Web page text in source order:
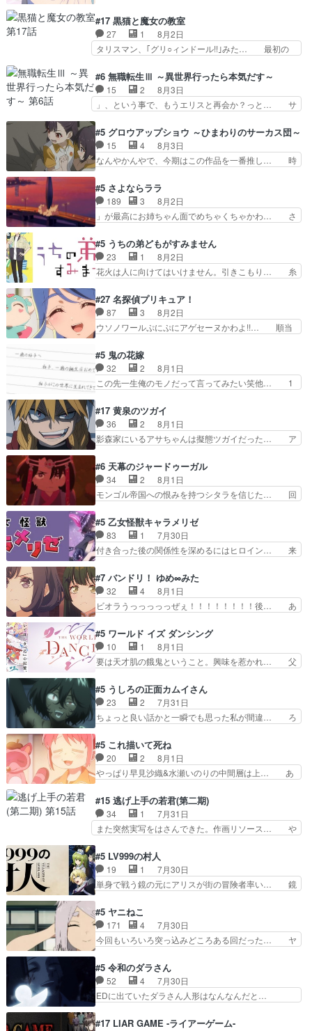
ゃわない？佐々木さんの優しさ… 先行で見た時よ
り2人のやり取りに癒しを感… ABEMA版の7〜8
話佐々木が実年齢以上…
か、こんな風に見えてるのかぁ。かける… 完全な
両片思いになりましたねぇ…OPとE… 余計な物
は描かず白く靄がかった小春ちゃん… 光も感じな
い完全な盲目なんやね…おめかし… 母役に能登さ
も描かれていて良かった本当… 股に海豚を挟み水
上バスでの会話を反芻…恋… OPEDとも無人バー
ジョンから主人公２人…
#17 黒猫と魔女の教室
27 1
8月2日
タリスマン、｢グリ○ィンドール!!｣みた… 最初の
ホントスピカが大好きだよね。ツン… 一等級ポテ
ンシャルのアリアちゃん可愛くて… そういや、ア
リアは能力は最上級のくせに、… とうとうアリア
と直接競う場がきたこれまで… 毎度ながらのスピ
マン趣味ダダ漏れで好き… 期末試験が始まろうと
しておりスピカは対策… 能力鑑定胸像タリスマン
氏容姿も評価してし…
#6 無職転生Ⅲ ～異世界行ったら本気だす～
15 2
8月3日
」、という事で、もうエリスと再会か？っと… サ
関係の清算が粛々と進められているサラ… サラと
の関係に対して完全に「昔の女」とし… ルーシー
にデレるルディが完全に親バカで微… サラとは会
ってほしいちゃんとした別れ方し… サラは未練0
キャラモヤモヤする別れ方だ… 役で出演させてい
ただきました！よろしくお… 毎クールメインヒロ
インを好きになっちゃう…
#5 グロウアップショウ ～ひまわりのサーカス団～
15 4
8月3日
なんやかんやで、今期はこの作品を一番推し… 時
愛すぎるな楠木ともりちゃんのね… デフォルメさ
れた表情が特に多かったのが印… 葵＆茜の回も良
きでした。あの証拠写真、ひ… 互いが互いのこと
を想っているのにすれ違っ… 第５話をｄアニメス
んと練習したい〟と言… 本当この作品は「キャ
ラ」を活かすのがうま… みずかちゃんの介入で双
子の仲にヒビが………
#5 さよならララ
189 3
8月2日
」が最高にお姉ちゃん面でめちゃくちゃかわ… さ
を振り切ってみんなに謝ったララの思い… 仕事に
馴染めない辺り観ていて苦しいところ… ララちゃ
んの事情はもう少し皆に話して良い… ララと茉里
とで初のアルバイト。七転八倒し… 労働するプリ
てケーキ食べて、帰りにカメ… ララが働く事での
てんやわんや。働いて大変… 地道に働き人と関わ
る日々の中に愛を見いだ…
#5 うちの弟どもがすみません
23 1
8月2日
花火は人に向けてはいけません。引きこもり… 糸
お名前を見たんだけどあの中村大樹さん… 糸ちゃ
んカッケー、色んな意味でwゲームが… 姉から性
的興奮覚えてないよね？なんて言わ… テーマ：引
きこもりの理由感想は、久しぶり… 元ゲーマーな
んの距離感おかしいね(*´… 糸と源ははよ好きお
うとると言わんかい！引… ショウくんと対等に話
すためにゲームをする…
#27 名探偵プリキュア！
87 3
8月2日
ウソノワールぷにぷにアゲセーヌかわよ!!… 順当
取り戻し正式に探偵事務所で働き始め… ポワロ、
元ネタを解説して原作に誘導するの… くれあさん
の探偵としての初事件にしてちょ… ・急にクイズ
番組が始まったw・妖精ウソノ… るるかの助手だ
の！？クレアさん探偵すぎ… 突然のポアロクイズ
は草なんよ。んで、あん… 今回からついにくれあ
が探偵事務所の仲間に…
#5 鬼の花嫁
32 2
8月1日
この先一生俺のモノだって言ってみたい笑他… 1
さん柚子に18年分の誕生日プレゼント… 柚子は
鬼龍院家から初めて学校に通う事にな… プレゼン
ト攻撃ヤバすぎるwwwヴァイオレ… 玲夜さまサ
プライズの、これまでの柚子ちゃ… 玲夜から柚子
んへ…もう中学生な… 梅原の人が18歳になるま
での誕生プレゼン… なよなよした男（cv石田彰）
梅ちゃんがた…
#17 黄泉のツガイ
36 2
8月1日
影森家にいるアサちゃんは擬態ツガイだった… ア
にアサはいなかった逆にガブちゃんはい… 影森の
当主が際限なくツガイを増やせるのに… 今回はも
うガブちゃんさんの悲鳴にも似た怒… ユルと戦っ
た時から伏線が張られていたのが… しかしアサ
い筈のガブちゃん、アキオの… 色々とひっかけが
あって、最終的に嫌な終わ… ゴンゾウが従える大
量のツガイに何事かと思…
#6 天幕のジャードゥーガル
34 2
8月1日
モンゴル帝国への恨みを持つシタラを信じた… 回
タイの妃になってもその心は晴れず、モ… ドレゲ
ネの過去、宝石だった彼女が人になり… ドレゲネ
の過去、、辛かった、、あのジャタ… 年上旦那が
良い人でも、女は宝石でただ笑っ… ダイルの儀式
過去には同情の言葉しか…シ… 奥様に悲しい過
去…萌え袖が可愛いね、と思… ドレゲネとシタ
ラ、2人だけの同盟が結成さ…
#5 乙女怪獣キャラメリゼ
83 1
7月30日
付き合った後の関係性を深めるにはヒロイン… 来
とメスってて何この可愛い生物。クラス… 付き合
い始めたら始めたでまた違った悩みが… と一歩ず
つ踏み出す黒絵ちゃん微笑ま新汰の… ツインテー
ルが可愛いお茶目な妹ちゃんです… しかも過去も
らっしゃるからかしらお顔が… 黒絵「怪獣に憧れ
るのはいいけど自分自身が… 素の自分はどちらな
のかはまだ不明だが見せ…
#7 バンドリ！ ゆめ∞みた
32 4
8月1日
ビオラうっっっっっぜぇ！！！！！！！！後… あ
ラが悪魔すぎて気分が悪くなってきたこ… 声優ま
とめました(７話まで)仲町あられ/… ビオラの策略
がバッチリ嵌って最高wwwこ… 自信あれば評価
なんて気にしないし、充実し… ・バーチャルだけ
け？と思ったら歌唱シーン… の、らいぶシーン
＿!!­­--­­--­… それだけでええやん！！しかし、ビオラ
が仕…
#5 ワールド イズ ダンシング
10 1
8月1日
要は天才肌の餓鬼ということ。興味を惹かれ… 父
の鬼夜叉と田楽の増次郎。小さないざこ… 着眼点
は良くとも、先鋭的すぎるのか。芸能… 鬼夜叉は
石也と共に観世座をあとにし、三条… 観世座を離
れ、三条坊門御所で日々を送る鬼… 「お前(鬼夜
子舞勝負。鬼夜叉は猫の動き… 登場人物の我が強
い。新しい獅子舞に拘って… 第５話を
primevideoで視聴しまし…
#5 うしろの正面カムイさん
23 2
7月31日
ちょっと良い話かと一瞬でも思った私が間違… ろ
も1日お疲れ様でした～───昨晩～今… 幼女に拾
われたお市ちゃんの恩返し。化け猫… 役にて出演
させていただきました。ジョアン… トイ・ストー
リーみたいな始まり。流石に除… 猫相手になんで
し良い話化け猫は油が好物… 今回はあかやし1体
のみで15分。金持ちの… 今更だけど霊が性行為
で祓えることは何とな…
#5 これ描いて死ね
20 2
8月1日
やっぱり早見沙織&水瀬いのりの中間層は上… あ
人物が増えてわいわいしたところが好き… 初コミ
ティアで２０冊刷りは妥当だよね。俺… 藤森さん
のママ向けの漫画で、また涙腺が⋯… 〜漫画に
「想い」をこめよう｣娘に漫画であ… 何回この作
てコミティアっていいなあ。同… コミティア参加
のしおりを徹夜で作る先生(… お母さん、娘にあ
んな漫画描かれたら泣いち…
#15 逃げ上手の若君(第二期)
34 1
7月31日
また突然実写をはさんできた。作画リソース… や
歳まで童貞だと魔法使いになれるという… こっち
の諏訪の三大将もまたクセが強いw色… 頼重が完
全にブレーンだよね毎回敵キャラが… 弧次郎「欲
を我慢して強くなれるなら大飯食… 変化球な演出
ていただきました！最終的に… この高らかなDT
宣言、合田一人に通じるも… この作品は近年稀に
見るおっさんキャラの充…
#5 LV999の村人
19 1
7月30日
単身で戦う鏡の元にアリスが街の冒険者率い… 鏡
なががんばってくれたアリスの父ちゃん… 成長限
界が999である村人と定めた上位存… 大規模バト
ルシーンなのに会話してばっかり… やっぱり勇者
より強かったか笑統率力LV9… 普通の人間の親子
組みか‥Lv200帯の… そのために役割を超越する
者の出現させるた… アリスのお陰で他の勇者達も
共闘してくれ魔…
#5 ヤニねこ
171 4
7月30日
今回もいろいろ突っ込みどころある回だった… ヤ
ちゃんの恋愛話をしたり、タバコを生産… ここう
っすら思ったことズバリ言ってくれて… おかし
い、さわやかだ 世話好きの陰に支配… ヤクねこ
のクワガタ取りの話見て切なくなっ… 普段は選別
れww唐突な作画力の正… なんか今日はかなり一
#5 令和のダラさん
52 4
7月30日
EDに出ていたダラさん人形はなんなんだと…
惨な過去がきっちり現代に継承されている… ダラ
#17 LIAR GAME -ライアーゲーム-